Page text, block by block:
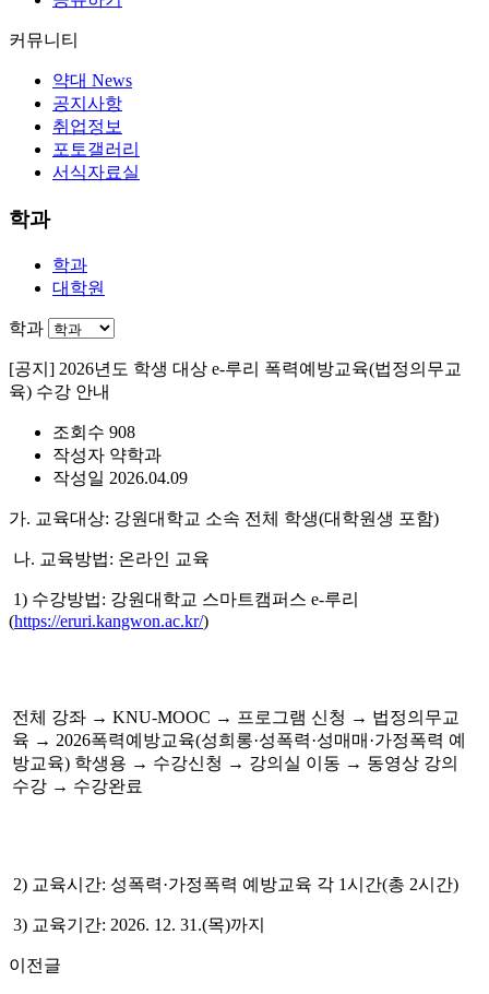
커뮤니티
약대 News
공지사항
취업정보
포토갤러리
서식자료실
학과
학과
대학원
학과
[공지] 2026년도 학생 대상 e-루리 폭력예방교육(법정의무교
육) 수강 안내
조회수 908
작성자 약학과
작성일 2026.04.09
가. 교육대상: 강원대학교 소속 전체 학생(대학원생 포함)
나. 교육방법: 온라인 교육
1) 수강방법: 강원대학교 스마트캠퍼스 e-루리
(https://eruri.kangwon.ac.kr/)
전체 강좌 → KNU-MOOC → 프로그램 신청 → 법정의무교
육 → 2026폭력예방교육(성희롱·성폭력·성매매·가정폭력 예
방교육) 학생용 → 수강신청 → 강의실 이동 → 동영상 강의
수강 → 수강완료
2) 교육시간: 성폭력·가정폭력 예방교육 각 1시간(총 2시간)
3) 교육기간: 2026. 12. 31.(목)까지
이전글